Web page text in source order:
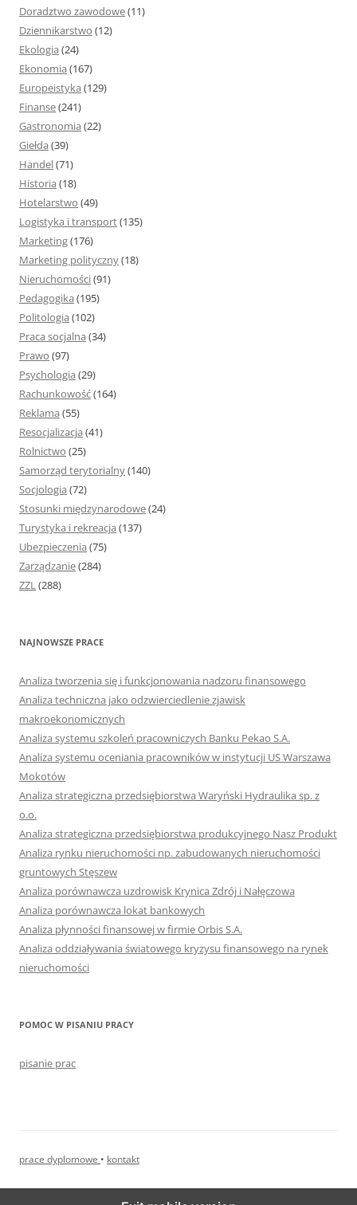
Doradztwo zawodowe(11)
Dziennikarstwo (12)
Ekologia (24)
Ekonomia (167)
Europeistyka (129)
Finanse(241)
Gastronomia (22)
Giełda (39)
Handel(71)
Historia (18)
Hotelarstwo (49)
Logistyka i transport(135)
Marketing(176)
Marketing polityczny(18)
Nieruchomości(91)
Pedagogika (195)
Politologia (102)
Praca socjalna (34)
Prawo (97)
Psychologia (29)
Rachunkowość(164)
Reklama (55)
Resocjalizacja (41)
Rolnictwo (25)
Samorząd terytorialny(140)
Socjologia (72)
Stosunki międzynarodowe(24)
Turystyka i rekreacja (137)
Ubezpieczenia (75)
Zarządzanie(284)
ZZL(288)
NAJNOWSZE PRACE
Analiza tworzenia się i funkcjonowania nadzoru finansowego
Analiza techniczna jako odzwierciedlenie zjawisk
makroekonomicznych
Analiza systemu szkoleń pracowniczych Banku Pekao S.A.
Analiza systemu oceniania pracowników w instytucji US Warszawa
Mokotów
Analiza strategiczna przedsiębiorstwa Waryński Hydraulika sp. z
o.o.
Analiza strategiczna przedsiębiorstwa produkcyjnego Nasz Produkt
Analiza rynku nieruchomości np. zabudowanych nieruchomości
gruntowych Stęszew
Analiza porównawcza uzdrowisk Krynica Zdrój i Nałęczowa
Analiza porównawcza lokat bankowych
Analiza płynności finansowej w firmie Orbis S.A.
Analiza oddziaływania światowego kryzysu finansowego na rynek
nieruchomości
POMOC W PISANIU PRACY
pisanie prac
prace dyplomowe • kontakt